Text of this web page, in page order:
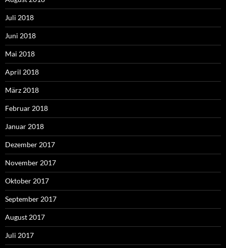
Juli 2018
Juni 2018
Mai 2018
April 2018
März 2018
Februar 2018
Januar 2018
Dezember 2017
November 2017
Oktober 2017
September 2017
August 2017
Juli 2017